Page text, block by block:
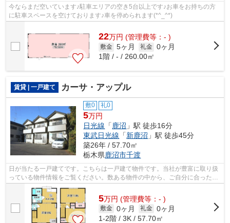
今ならまだ空いています♪駐車エリアの空き5台以上です♪お車をお持ちの方
に駐車スペースを空けております♪車を停められます(*^_^*)
22万円 (管理費等：- )
敷金 5ヶ月 礼金 0ヶ月
1階 / - / 260.00㎡
賃貸 | 一戸建て カーサ・アップル
敷0 礼0
5万円
日光線 「鹿沼 」駅 徒歩16分
東武日光線 「新鹿沼 」駅 徒歩45分
築26年 / 57.70㎡
栃木県鹿沼市千渡
日が当たる一戸建てです。こちらは一戸建て物件です。当社が豊富に取り扱
っている物件情報をご覧ください。数ある物件の中から、ご自分に合った物
件を見つけましょう。
5万円 (管理費等：- )
敷金 0ヶ月 礼金 0ヶ月
1-2階 / 3K / 57.70㎡